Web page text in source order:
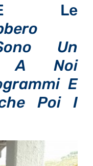
E Le
Un
A Noi
E
Poi I